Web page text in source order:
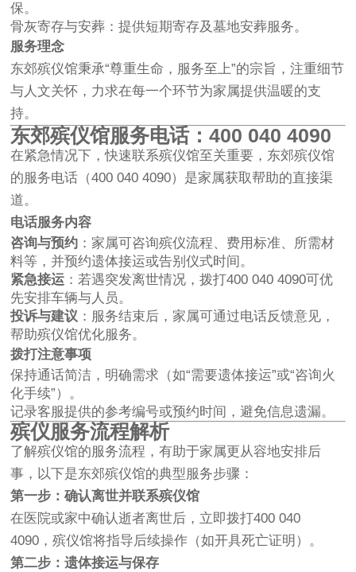
保。
骨灰寄存与安葬：提供短期寄存及墓地安葬服务。
服务理念
东郊殡仪馆秉承“尊重生命，服务至上”的宗旨，注重细节
与人文关怀，力求在每一个环节为家属提供温暖的支
持。
东郊殡仪馆服务电话：400 040 4090
在紧急情况下，快速联系殡仪馆至关重要，东郊殡仪馆
的服务电话（400 040 4090）是家属获取帮助的直接渠
道。
电话服务内容
咨询与预约 ：家属可咨询殡仪流程、费用标准、所需材
料等，并预约遗体接运或告别仪式时间。
紧急接运 ：若遇突发离世情况，拨打400 040 4090可优
先安排车辆与人员。
投诉与建议 ：服务结束后，家属可通过电话反馈意见，
帮助殡仪馆优化服务。
拨打注意事项
保持通话简洁，明确需求（如“需要遗体接运”或“咨询火
化手续”）。
记录客服提供的参考编号或预约时间，避免信息遗漏。
殡仪服务流程解析
了解殡仪馆的服务流程，有助于家属更从容地安排后
事，以下是东郊殡仪馆的典型服务步骤：
第一步：确认离世并联系殡仪馆
在医院或家中确认逝者离世后，立即拨打400 040
4090，殡仪馆将指导后续操作（如开具死亡证明）。
第二步：遗体接运与保存